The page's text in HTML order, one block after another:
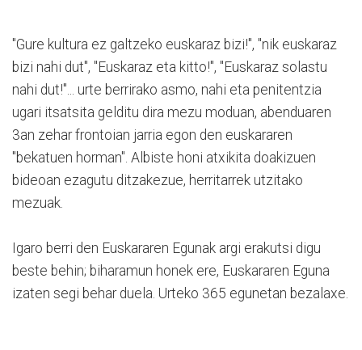
"Gure kultura ez galtzeko euskaraz bizi!", "nik euskaraz
bizi nahi dut", "Euskaraz eta kitto!", "Euskaraz solastu
nahi dut!"... urte berrirako asmo, nahi eta penitentzia
ugari itsatsita gelditu dira mezu moduan, abenduaren
3an zehar frontoian jarria egon den euskararen
"bekatuen horman". Albiste honi atxikita doakizuen
bideoan ezagutu ditzakezue, herritarrek utzitako
mezuak.
Igaro berri den Euskararen Egunak argi erakutsi digu
beste behin; biharamun honek ere, Euskararen Eguna
izaten segi behar duela. Urteko 365 egunetan bezalaxe.